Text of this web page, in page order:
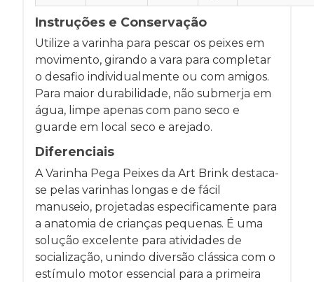
Instruções e Conservação
Utilize a varinha para pescar os peixes em
movimento, girando a vara para completar
o desafio individualmente ou com amigos.
Para maior durabilidade, não submerja em
água, limpe apenas com pano seco e
guarde em local seco e arejado.
Diferenciais
A Varinha Pega Peixes da Art Brink destaca-
se pelas varinhas longas e de fácil
manuseio, projetadas especificamente para
a anatomia de crianças pequenas. É uma
solução excelente para atividades de
socialização, unindo diversão clássica com o
estímulo motor essencial para a primeira